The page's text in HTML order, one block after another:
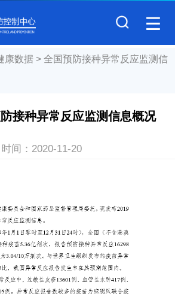
康数据> 全国预防接种异常反应监测信
接种异常反应监测信息概况
时间： 2020-11-20